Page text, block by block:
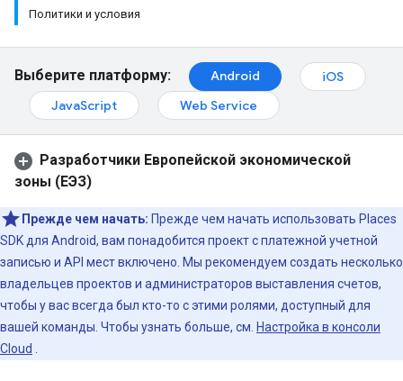
Политики и условия
Выберите платформу: Android
iOS
JavaScript
Web Service
Разработчики Европейской экономической
зоны (ЕЭЗ)
Прежде чем начать: Прежде чем начать использовать Places
SDK для Android, вам понадобится проект с платежной учетной
записью и API мест включено. Мы рекомендуем создать несколько
владельцев проектов и администраторов выставления счетов,
чтобы у вас всегда был кто-то с этими ролями, доступный для
вашей команды. Чтобы узнать больше, см. Настройка в консоли
Cloud